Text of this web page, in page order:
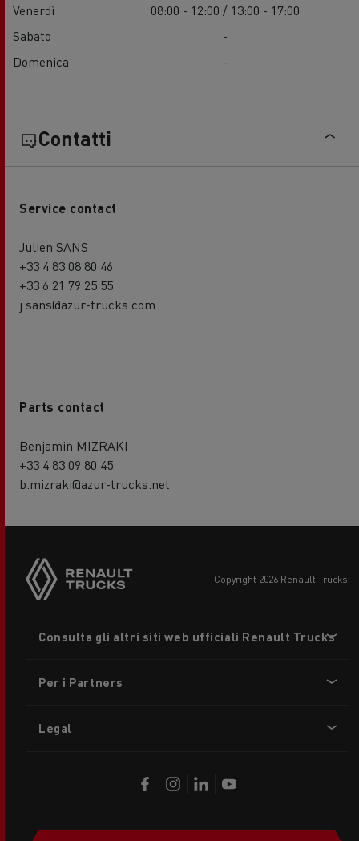
Venerdì
08:00 - 12:00 / 13:00 - 17:00
Sabato
-
Domenica
-
Contatti
Service contact
Julien SANS
+33 4 83 08 80 46
+33 6 21 79 25 55
j.sans@azur-trucks.com
Parts contact
Benjamin MIZRAKI
+33 4 83 09 80 45
b.mizraki@azur-trucks.net
copyright 2026 Renault Trucks
menu
Consulta gli altri siti web ufficiali Renault Trucks
Per i Partners
Legal